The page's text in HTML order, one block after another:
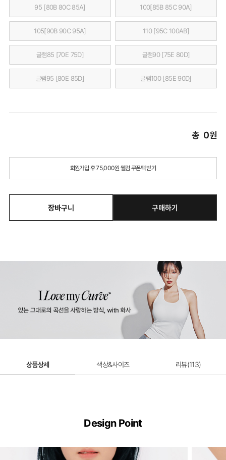
95 [80B 80C 85A] 100[85B 85C 90A]
105[90B 90C 95A] 110 [95C 100AB]
글램85 [70E 75D] 글램90 [75E 80D]
글램95 [80E 85D] 글램100 [85E 90D]
총 0원
회원가입 후 75,000원 웰컴 쿠폰팩 받기
장바구니 구매하기
상품상세 색상&사이즈 리뷰(113)
Design Point